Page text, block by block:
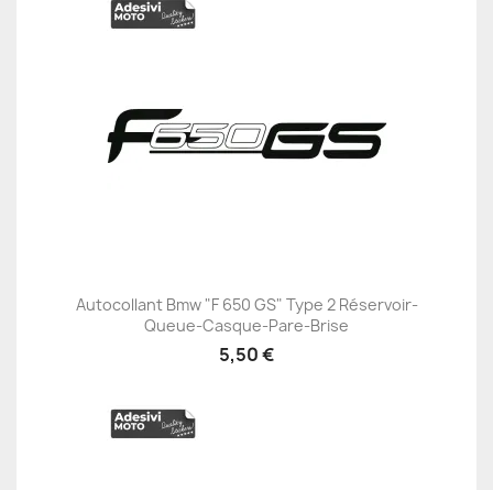
Autocollant Bmw "F 650 GS" Type 2 Réservoir-
Queue-Casque-Pare-Brise
5,50 €